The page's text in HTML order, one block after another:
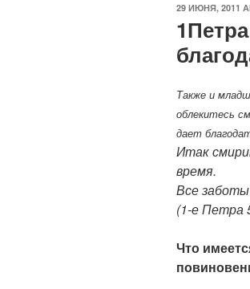
29 ИЮНЯ, 2011
Также и
облекитесь
дает
Итак
время.
Все
(1-е Петра
Что